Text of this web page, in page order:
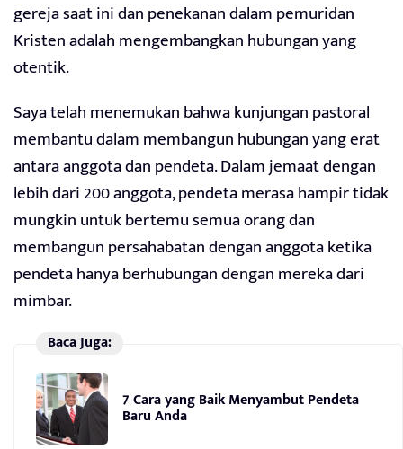
gereja saat ini dan penekanan dalam pemuridan
Kristen adalah mengembangkan hubungan yang
otentik.
Saya telah menemukan bahwa kunjungan pastoral
membantu dalam membangun hubungan yang erat
antara anggota dan pendeta. Dalam jemaat dengan
lebih dari 200 anggota, pendeta merasa hampir tidak
mungkin untuk bertemu semua orang dan
membangun persahabatan dengan anggota ketika
pendeta hanya berhubungan dengan mereka dari
mimbar.
Baca Juga:
7 Cara yang Baik Menyambut Pendeta
Baru Anda